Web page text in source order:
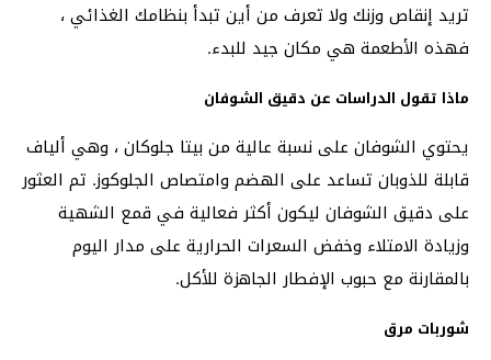
تريد إنقاص وزنك ولا تعرف من أين تبدأ بنظامك الغذائي ،
فهذه الأطعمة هي مكان جيد للبدء.
ماذا تقول الدراسات عن دقيق الشوفان
يحتوي الشوفان على نسبة عالية من بيتا جلوكان ، وهي ألياف
قابلة للذوبان تساعد على الهضم وامتصاص الجلوكوز. تم العثور
على دقيق الشوفان ليكون أكثر فعالية في قمع الشهية
وزيادة الامتلاء وخفض السعرات الحرارية على مدار اليوم
بالمقارنة مع حبوب الإفطار الجاهزة للأكل.
شوربات مرق